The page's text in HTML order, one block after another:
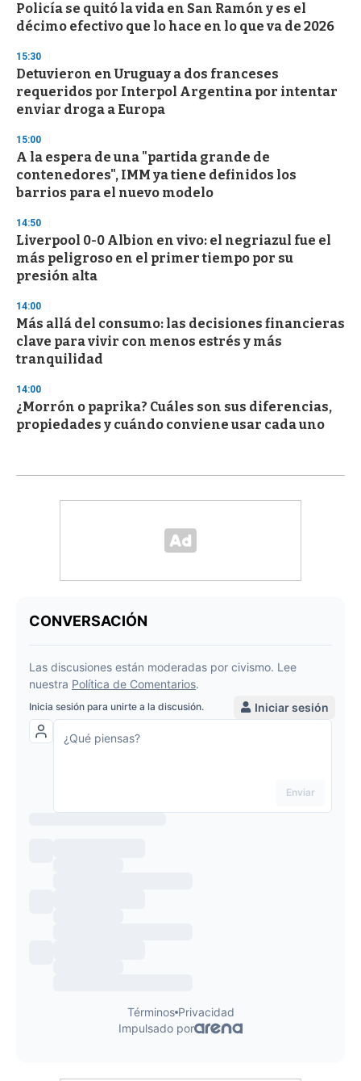
Policía se quitó la vida en San Ramón y es el
décimo efectivo que lo hace en lo que va de 2026
15:30
Detuvieron en Uruguay a dos franceses
requeridos por Interpol Argentina por intentar
enviar droga a Europa
15:00
A la espera de una "partida grande de
contenedores", IMM ya tiene definidos los
barrios para el nuevo modelo
14:50
Liverpool 0-0 Albion en vivo: el negriazul fue el
más peligroso en el primer tiempo por su
presión alta
14:00
Más allá del consumo: las decisiones financieras
clave para vivir con menos estrés y más
tranquilidad
14:00
¿Morrón o paprika? Cuáles son sus diferencias,
propiedades y cuándo conviene usar cada uno